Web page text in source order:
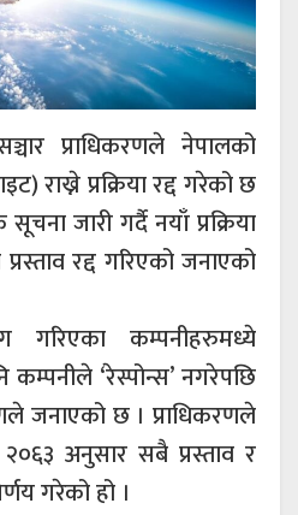
प्राधिकरणले नेपालको
राख्ने प्रक्रिया रद्द गरेको छ
जारी गर्दै नयाँ प्रक्रिया
रद्द गरिएको जनाएको
गरिएका कम्पनीहरुमध्ये
‘रेस्पोन्स’ नगरेपछि
जनाएको छ । प्राधिकरणले
अनुसार सबै प्रस्ताव र
गरेको हो ।